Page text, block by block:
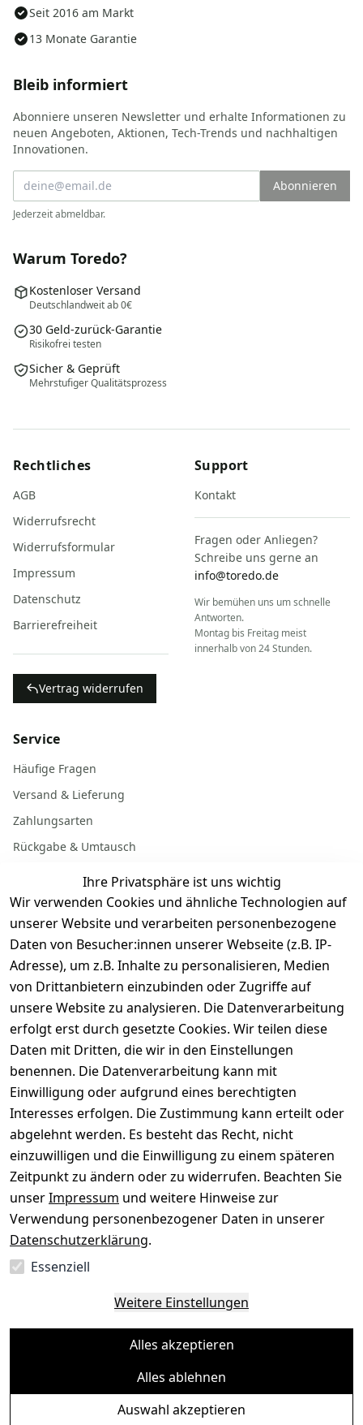
Ihre Privatsphäre ist uns wichtig
Wir verwenden Cookies und ähnliche Technologien auf
unserer Website und verarbeiten personenbezogene
Daten von Besucher:innen unserer Webseite (z.B. IP-
Adresse), um z.B. Inhalte zu personalisieren, Medien
von Drittanbietern einzubinden oder Zugriffe auf
unsere Website zu analysieren. Die Datenverarbeitung
erfolgt erst durch gesetzte Cookies. Wir teilen diese
Daten mit Dritten, die wir in den Einstellungen
benennen. Die Datenverarbeitung kann mit
Einwilligung oder aufgrund eines berechtigten
Interesses erfolgen. Die Zustimmung kann erteilt oder
abgelehnt werden. Es besteht das Recht, nicht
einzuwilligen und die Einwilligung zu einem späteren
Zeitpunkt zu ändern oder zu widerrufen. Beachten Sie
unserImpressum und weitere Hinweise zur
Verwendung personenbezogener Daten in unserer
Datenschutzerklärung.
Essenziell
Weitere Einstellungen
Alles akzeptieren
Alles ablehnen
Auswahl akzeptieren
Seit 2016 am Markt
13 Monate Garantie
Bleib informiert
Abonniere unseren Newsletter und erhalte Informationen zu
neuen Angeboten, Aktionen, Tech-Trends und nachhaltigen
Innovationen.
Abonnieren
Jederzeit abmeldbar.
Warum Toredo?
Kostenloser Versand
Deutschlandweit ab 0€
30 Geld-zurück-Garantie
Risikofrei testen
Sicher & Geprüft
Mehrstufiger Qualitätsprozess
Rechtliches
AGB
Widerrufsrecht
Widerrufsformular
Impressum
Datenschutz
Barrierefreiheit
Vertrag widerrufen
Support
Kontakt
Fragen oder Anliegen?
Schreibe uns gerne an
info@toredo.de
Wir bemühen uns um schnelle
Antworten.
Montag bis Freitag meist
innerhalb von 24 Stunden.
Service
Häufige Fragen
Versand & Lieferung
Zahlungsarten
Rückgabe & Umtausch
Batterieentsorgung
Gerät verkaufen
Dein altes Gerät ist bares Geld wert. Festpreis in
wenigen Minuten, kostenfrei einsenden, Auszahlung
aufs Konto.
Gerät verkaufen
Sichere Zahlungsarten
SEPA Bank
Sicherheit
Deine Daten. Sicher. Vertraulich.
Ein Baum pro Bestellung